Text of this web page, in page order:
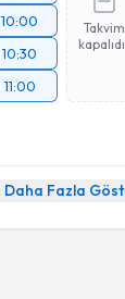
10:00
10:30
11:00
Takvim
Daha Fazla